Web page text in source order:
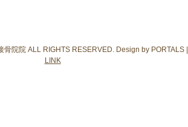
骨院院 ALL RIGHTS RESERVED. Design by PORTALS |
LINK